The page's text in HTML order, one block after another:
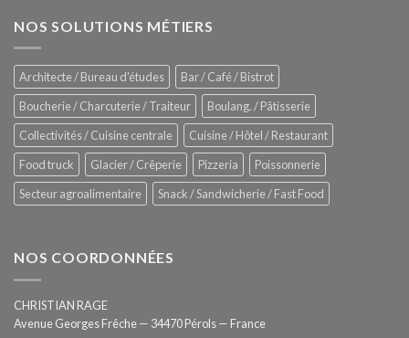
de
Zitrux
–
Hygiène
totale
automatisée
NOS SOLUTIONS MÉTIERS
Architecte / Bureau d'études
Bar / Café / Bistrot
Boucherie / Charcuterie / Traiteur
Boulang. / Pâtisserie
Collectivités / Cuisine centrale
Cuisine / Hôtel / Restaurant
Food truck
Glacier / Crêperie Pizzeria
Poissonnerie
Secteur agroalimentaire
Snack / Sandwicherie / Fast Food
NOS COORDONNÉES
CHRISTIAN RAGE
Avenue Georges Frêche — 34470 Pérols — France